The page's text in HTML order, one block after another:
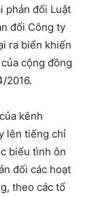
phản đối Luật
đối Công ty
ra biển khiến
cộng đồng
2016.
kênh
lên tiếng chỉ
biểu tình ôn
đối các hoạt
theo các tổ